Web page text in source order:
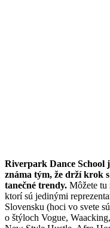
Riverpark Dance School
známa tým, že drží krok
tanečné trendy. Môžete tu
ktorí sú jedinými
Slovensku (hoci vo svete
o štýloch Vogue,